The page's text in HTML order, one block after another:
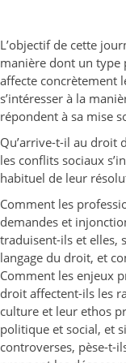
L’objectif de cette
manière dont un type
affecte concrètement
s’intéresser à la
répondent à sa mise
Qu’arrive-t-il au droit
les conflits sociaux
habituel de leur
Comment les
demandes et
traduisent-ils et elles,
langage du droit, et
Comment les enjeux
droit affectent-ils les
culture et leur ethos
politique et social, et
controverses, pèse-t-